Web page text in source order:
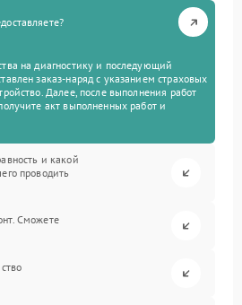
на диагностику и последующий
заказ-наряд с указанием страховых
Далее, после выполнения работ
акт выполненных работ и
и какой
проводить
Сможете